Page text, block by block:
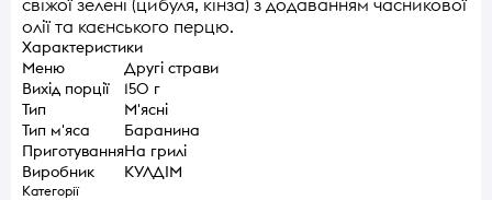
олії та каєнського перцю.
Характеристики
Меню
Другі страви
Вихід порції
150 г
Тип
М'ясні
Тип м'яса
Баранина
ПриготуванняНа грилі
Виробник
КУЛДІМ
Категорії